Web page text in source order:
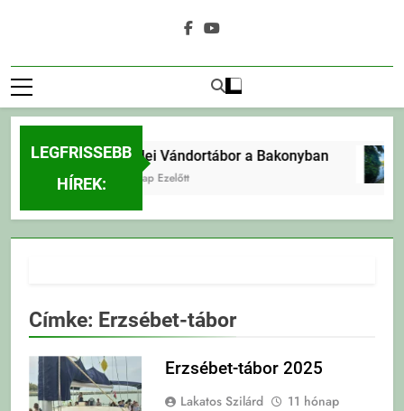
LEGFRISSEBB
HÍREK:
Erdei Vándortábor a Bakonyban
4 Nap Ezelőtt
Címke: Erzsébet-tábor
Erzsébet-tábor 2025
Lakatos Szilárd
11 hónap